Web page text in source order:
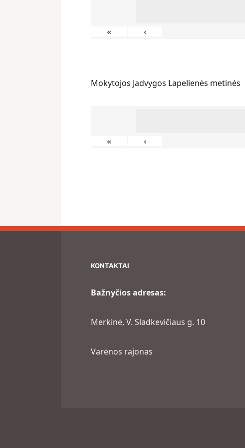
« ‹
Mokytojos Jadvygos Lapelienės metinės
« ‹
KONTAKTAI
Bažnyčios adresas:
Merkinė, V. Sladkevičiaus g. 10
Varėnos rajonas